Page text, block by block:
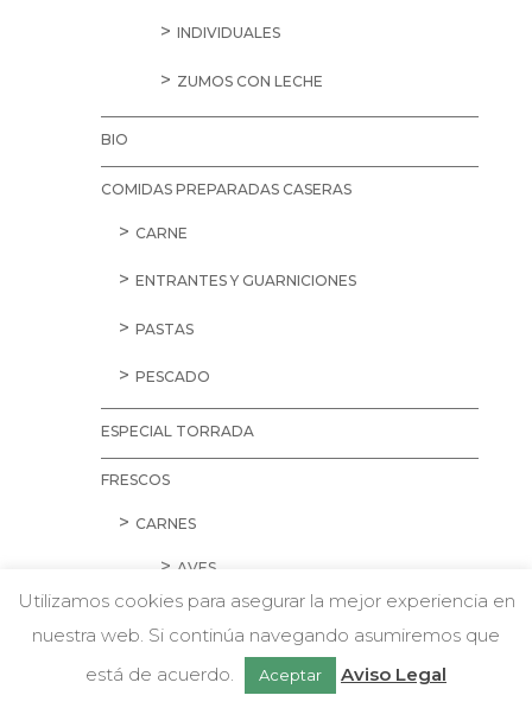
INDIVIDUALES
ZUMOS CON LECHE
BIO
COMIDAS PREPARADAS CASERAS
CARNE
ENTRANTES Y GUARNICIONES
PASTAS
PESCADO
ESPECIAL TORRADA
FRESCOS
CARNES
AVES
CARNE PICADA
CERDO w Chatea con nosotros
Utilizamos cookies para asegurar la mejor experiencia en
nuestra web. Si continúa navegando asumiremos que
está de acuerdo.
Aceptar Aviso Legal